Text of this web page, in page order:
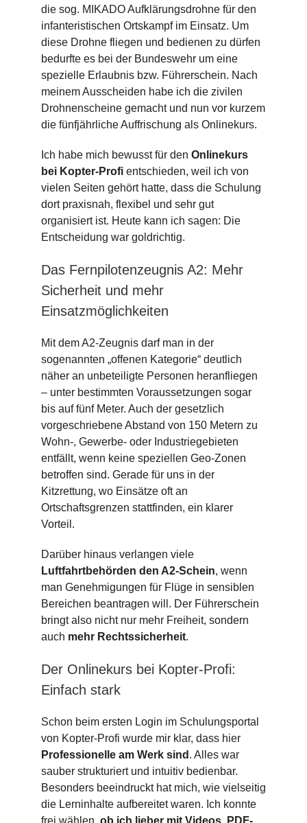
die sog. MIKADO Aufklärungsdrohne für den
infanteristischen Ortskampf im Einsatz. Um
diese Drohne fliegen und bedienen zu dürfen
bedurfte es bei der Bundeswehr um eine
spezielle Erlaubnis bzw. Führerschein. Nach
meinem Ausscheiden habe ich die zivilen
Drohnenscheine gemacht und nun vor kurzem
die fünfjährliche Auffrischung als Onlinekurs.
Ich habe mich bewusst für den Onlinekurs
bei Kopter-Profientschieden, weil ich von
vielen Seiten gehört hatte, dass die Schulung
dort praxisnah, flexibel und sehr gut
organisiert ist. Heute kann ich sagen: Die
Entscheidung war goldrichtig.
Das Fernpilotenzeugnis A2: Mehr
Sicherheit und mehr
Einsatzmöglichkeiten
Mit dem A2-Zeugnis darf man in der
sogenannten „offenen Kategorie“ deutlich
näher an unbeteiligte Personen heranfliegen
– unter bestimmten Voraussetzungen sogar
bis auf fünf Meter. Auch der gesetzlich
vorgeschriebene Abstand von 150 Metern zu
Wohn-, Gewerbe- oder Industriegebieten
entfällt, wenn keine speziellen Geo-Zonen
betroffen sind. Gerade für uns in der
Kitzrettung, wo Einsätze oft an
Ortschaftsgrenzen stattfinden, ein klarer
Vorteil.
Darüber hinaus verlangen viele
Luftfahrtbehörden den A2-Schein, wenn
man Genehmigungen für Flüge in sensiblen
Bereichen beantragen will. Der Führerschein
bringt also nicht nur mehr Freiheit, sondern
auch mehr Rechtssicherheit.
Der Onlinekurs bei Kopter-Profi:
Einfach stark
Schon beim ersten Login im Schulungsportal
von Kopter-Profi wurde mir klar, dass hier
Professionelle am Werk sind . Alles war
sauber strukturiert und intuitiv bedienbar.
Besonders beeindruckt hat mich, wie vielseitig
die Lerninhalte aufbereitet waren. Ich konnte
frei wählen, ob ich lieber mit Videos, PDF-